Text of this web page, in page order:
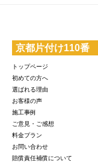
京都片付け110番
トップページ
初めての方へ
選ばれる理由
お客様の声
施工事例
ご意見・ご感想
料金プラン
お問い合わせ
賠償責任補償について